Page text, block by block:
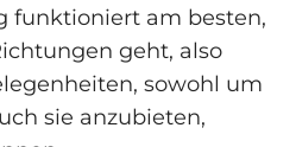
funktioniert am besten,
geht, also
sowohl um
sie anzubieten,